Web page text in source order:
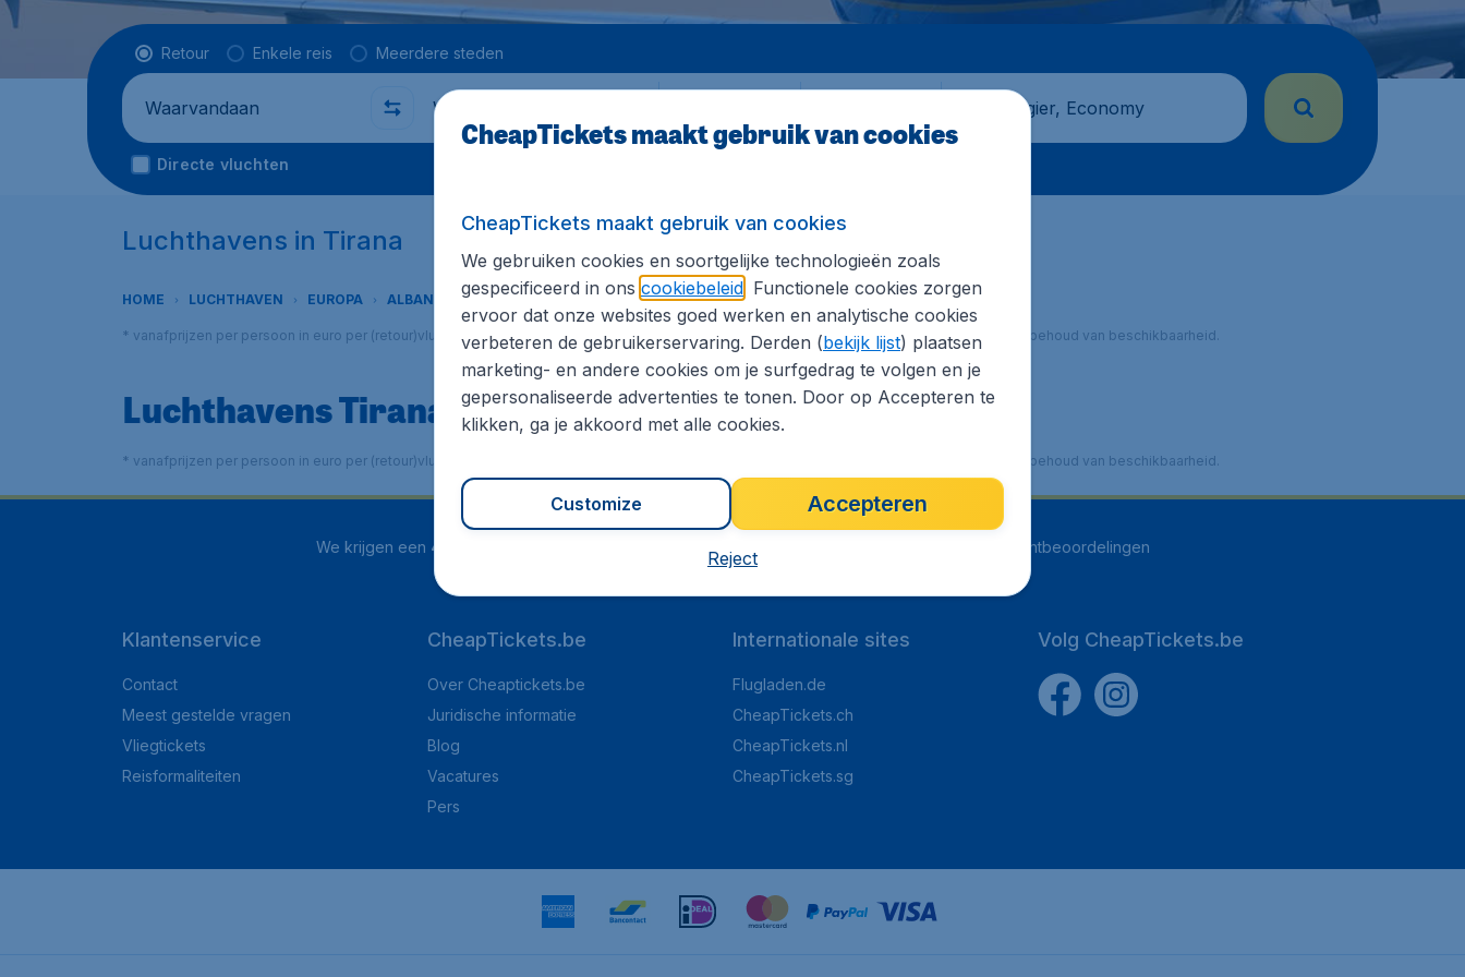
Vluchttype
Retour Enkele reis Meerdere steden
Waarvandaan Waarheen 1 passagier, Economy
Directe vluchten
Luchthavens in Tirana
HOME LUCHTHAVEN EUROPA ALBANIË TIRANA
* vanafprijzen per persoon in euro per (retour)vlucht incl. vooraf betaalbare luchthaventaksen, excl. € 29,90 dossierkosten. Prijzen onder voorbehoud van beschikbaarheid.
Luchthavens Tirana
* vanafprijzen per persoon in euro per (retour)vlucht incl. vooraf betaalbare luchthaventaksen, excl. € 29,90 dossierkosten. Prijzen onder voorbehoud van beschikbaarheid.
We krijgen een 4.1 uit 5 klantbeoordelingen
Klantenservice
Contact
Meest gestelde vragen
Vliegtickets
Reisformaliteiten
CheapTickets.be
Over Cheaptickets.be
Juridische informatie
Blog
Vacatures
Pers
Internationale sites
Flugladen.de
CheapTickets.ch
CheapTickets.nl
CheapTickets.sg
Volg CheapTickets.be
CheapTickets maakt gebruik van cookies
CheapTickets maakt gebruik van cookies
We gebruiken cookies en soortgelijke technologieën zoals
gespecificeerd in ons cookiebeleid. Functionele cookies zorgen
ervoor dat onze websites goed werken en analytische cookies
verbeteren de gebruikerservaring. Derden (bekijk lijst) plaatsen
marketing- en andere cookies om je surfgedrag te volgen en je
gepersonaliseerde advertenties te tonen. Door op Accepteren te
klikken, ga je akkoord met alle cookies.
Accepteren
Customize
Reject